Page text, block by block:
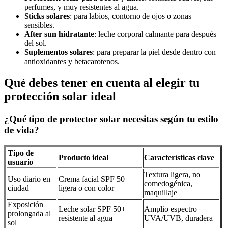
perfumes, y muy resistentes al agua.
Sticks solares: para labios, contorno de ojos o zonas
sensibles.
After sun hidratante: leche corporal calmante para después
del sol.
Suplementos solares: para preparar la piel desde dentro con
antioxidantes y betacarotenos.
Qué debes tener en cuenta al elegir tu
protección solar ideal
¿Qué tipo de protector solar necesitas según tu estilo
de vida?
Tipo de
usuario
Producto ideal Características clave
Uso diario en
ciudad
Crema facial SPF 50+
ligera o con color
Textura ligera, no
comedogénica,
maquillaje
Exposición
prolongada al
sol
Leche solar SPF 50+
resistente al agua
Amplio espectro
UVA/UVB, duradera